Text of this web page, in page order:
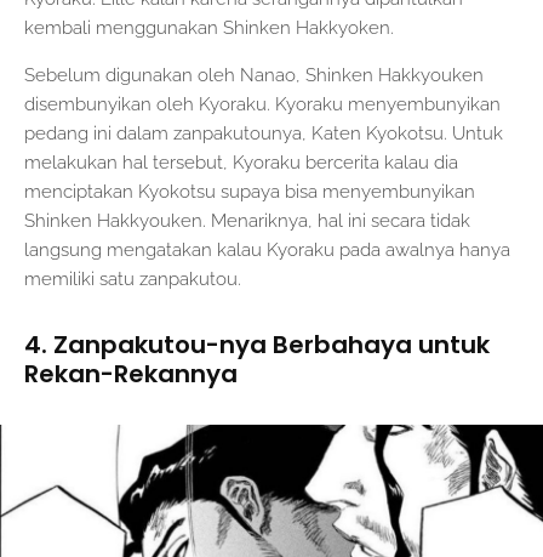
kembali menggunakan Shinken Hakkyoken.
Sebelum digunakan oleh Nanao, Shinken Hakkyouken
disembunyikan oleh Kyoraku. Kyoraku menyembunyikan
pedang ini dalam zanpakutounya, Katen Kyokotsu. Untuk
melakukan hal tersebut, Kyoraku bercerita kalau dia
menciptakan Kyokotsu supaya bisa menyembunyikan
Shinken Hakkyouken. Menariknya, hal ini secara tidak
langsung mengatakan kalau Kyoraku pada awalnya hanya
memiliki satu zanpakutou.
4. Zanpakutou-nya Berbahaya untuk
Rekan-Rekannya